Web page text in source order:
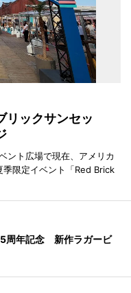
リックサンセッ
ント広場で現在、アメリカ
限定イベント「Red Brick
周年記念 新作ラガービ